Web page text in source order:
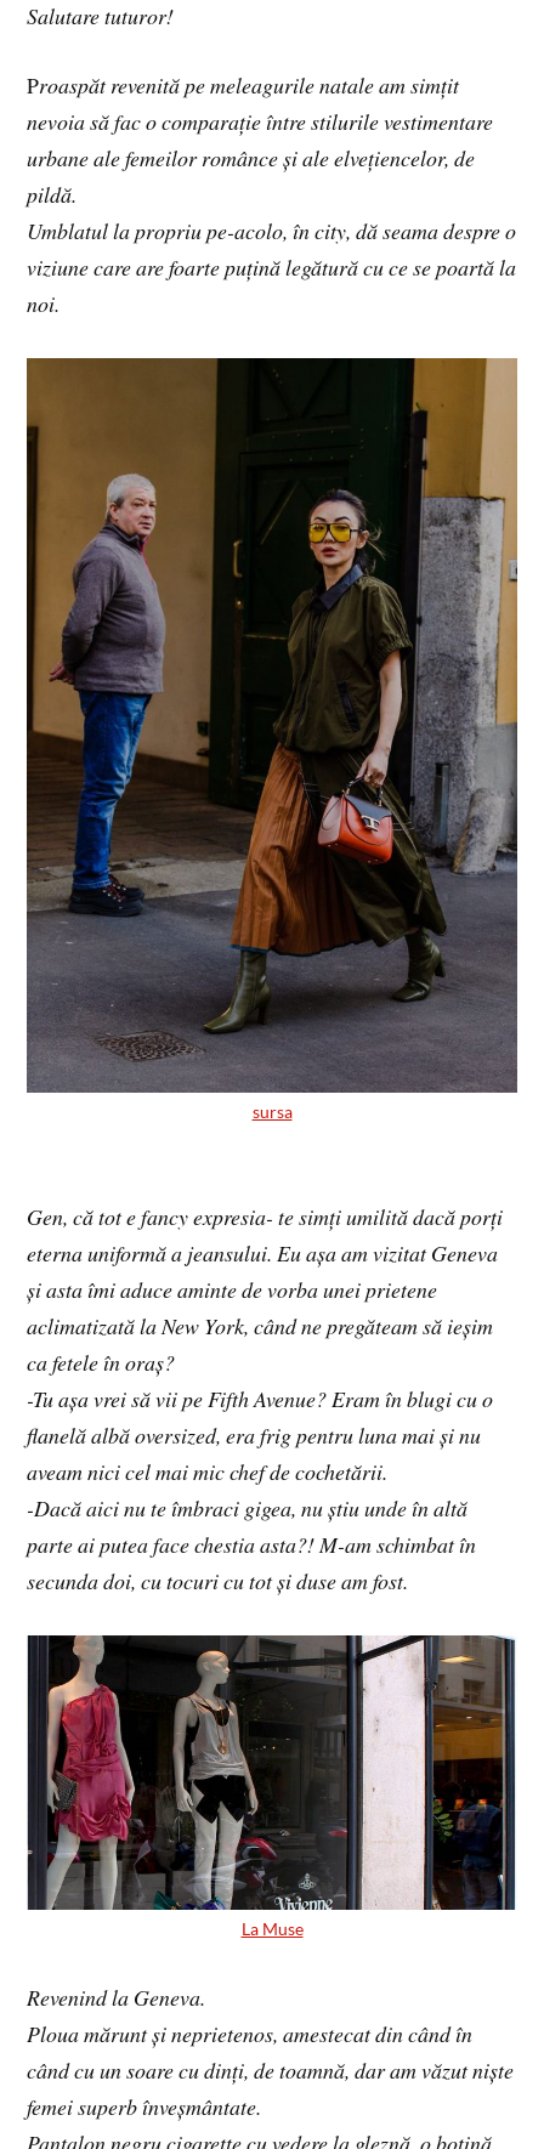
Salutare tuturor!
Proaspăt revenită pe meleagurile natale am simțit
nevoia să fac o comparație între stilurile vestimentare
urbane ale femeilor românce și ale elvețiencelor, de
pildă.
Umblatul la propriu pe-acolo, în city, dă seama despre o
viziune care are foarte puțină legătură cu ce se poartă la
noi.
sursa
Gen, că tot e fancy expresia- te simți umilită dacă porți
eterna uniformă a jeansului. Eu așa am vizitat Geneva
și asta îmi aduce aminte de vorba unei prietene
aclimatizată la New York, când ne pregăteam să ieșim
ca fetele în oraș?
-Tu așa vrei să vii pe Fifth Avenue? Eram în blugi cu o
flanelă albă oversized, era frig pentru luna mai și nu
aveam nici cel mai mic chef de cochetării.
-Dacă aici nu te îmbraci gigea, nu știu unde în altă
parte ai putea face chestia asta?! M-am schimbat în
secunda doi, cu tocuri cu tot și duse am fost.
La Muse
Revenind la Geneva.
Ploua mărunt și neprietenos, amestecat din când în
când cu un soare cu dinți, de toamnă, dar am văzut niște
femei superb înveșmântate.